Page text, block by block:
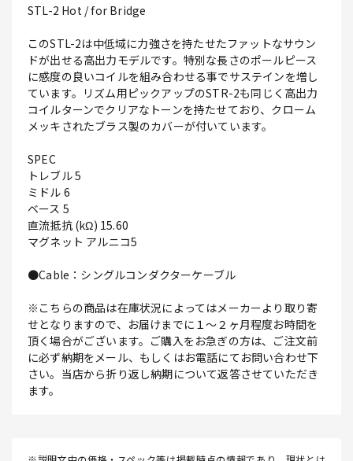
STL-2 Hot / for Bridge
このSTL-2は中低域に力強さを持たせたファットなサウン
ドが出せる高出力モデルです。特別な長さのポールピース
に感度の良いコイルを組み合わせる事でサステインを増し
ています。リズム用ピックアップのSTR-2も同じく高出力
コイルターンでクリアなトーンを持たせており、クローム
メッキされたブラス製のカバーが付いています。
SPEC
トレブル 5
ミドル 6
ベース 5
直流抵抗 (kΩ) 15.60
マグネット アルニコ5
●Cable：シングルコンダクターケーブル
※こちらの商品は在庫状況によってはメーカーより取り寄
せとなりますので、お届けまでに１～２ヶ月程度お時間を
頂く場合がございます。ご購入をお急ぎの方は、ご注文前
に必ず納期をメール、もしくはお電話にてお問い合わせ下
さい。当店から折り返し納期について返答させていただき
ます。